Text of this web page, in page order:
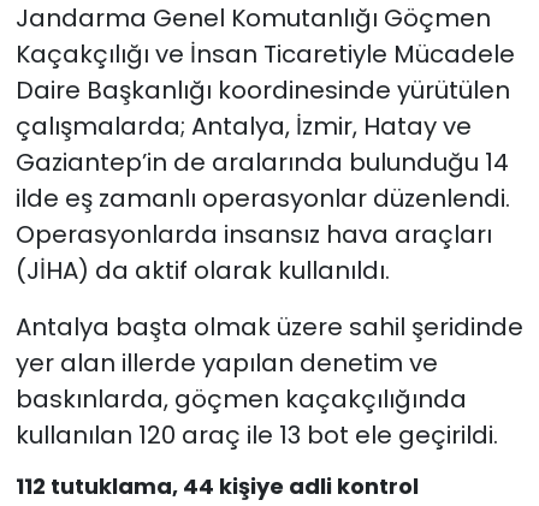
Jandarma Genel Komutanlığı Göçmen
Kaçakçılığı ve İnsan Ticaretiyle Mücadele
Daire Başkanlığı koordinesinde yürütülen
çalışmalarda; Antalya, İzmir, Hatay ve
Gaziantep’in de aralarında bulunduğu 14
ilde eş zamanlı operasyonlar düzenlendi.
Operasyonlarda insansız hava araçları
(JİHA) da aktif olarak kullanıldı.
Antalya başta olmak üzere sahil şeridinde
yer alan illerde yapılan denetim ve
baskınlarda, göçmen kaçakçılığında
kullanılan 120 araç ile 13 bot ele geçirildi.
112 tutuklama, 44 kişiye adli kontrol